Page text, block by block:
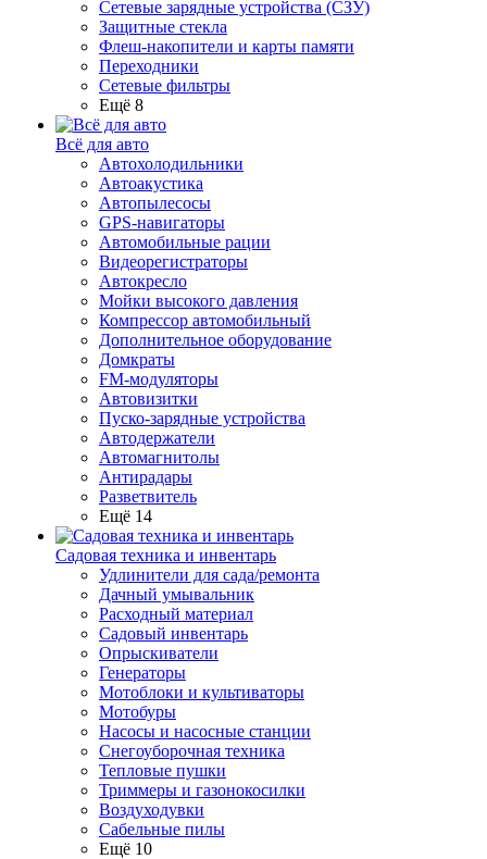
Сетевые зарядные устройства (СЗУ)
Защитные стекла
Флеш-накопители и карты памяти
Переходники
Сетевые фильтры
Ещё 8
Всё для авто
Автохолодильники
Автоакустика
Автопылесосы
GPS-навигаторы
Автомобильные рации
Видеорегистраторы
Автокресло
Мойки высокого давления
Компрессор автомобильный
Дополнительное оборудование
Домкраты
FM-модуляторы
Автовизитки
Пуско-зарядные устройства
Автодержатели
Автомагнитолы
Антирадары
Разветвитель
Ещё 14
Садовая техника и инвентарь
Удлинители для сада/ремонта
Дачный умывальник
Расходный материал
Садовый инвентарь
Опрыскиватели
Генераторы
Мотоблоки и культиваторы
Мотобуры
Насосы и насосные станции
Снегоуборочная техника
Тепловые пушки
Триммеры и газонокосилки
Воздуходувки
Сабельные пилы
Ещё 10